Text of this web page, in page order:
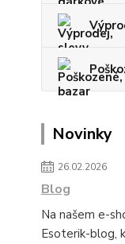
Novinky
26.02.2026
Blog
Na našem e-
Esoterik-blog,